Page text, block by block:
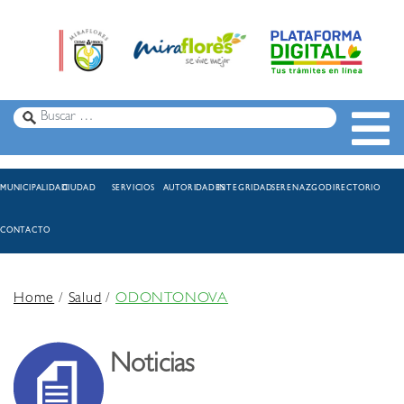
MUNICIPALIDADCIUDAD SERVICIOS AUTORIDADESINTEGRIDADSERENAZGODIRECTORIO
CONTACTO
Home/Salud/ODONTONOVA
Noticias